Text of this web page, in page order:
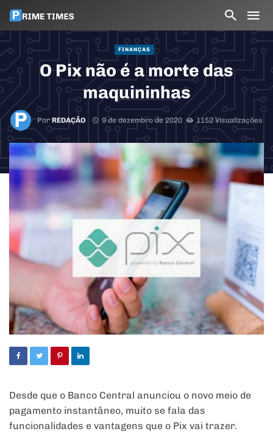
FINANÇAS
O Pix não é a morte das
maquininhas
PorREDAÇÃO 9 de dezembro de 2020 1152 Visualizações
Desde que o Banco Central anunciou o novo meio de
pagamento instantâneo, muito se fala das
funcionalidades e vantagens que o Pix vai trazer.